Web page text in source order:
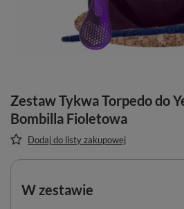
Zestaw Tykwa Torpedo do
Bombilla Fioletowa
Dodaj do listy zakupowej
W zestawie